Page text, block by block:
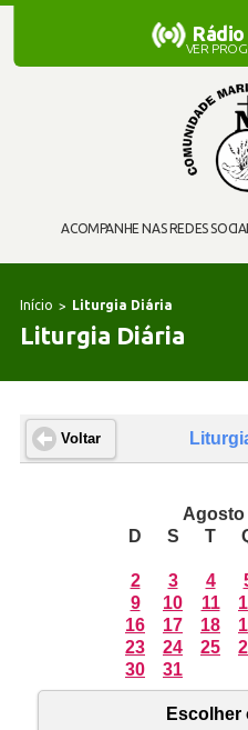
ACOMPANHE NAS REDES
VER
Início Liturgia Diária
Liturgia Diária